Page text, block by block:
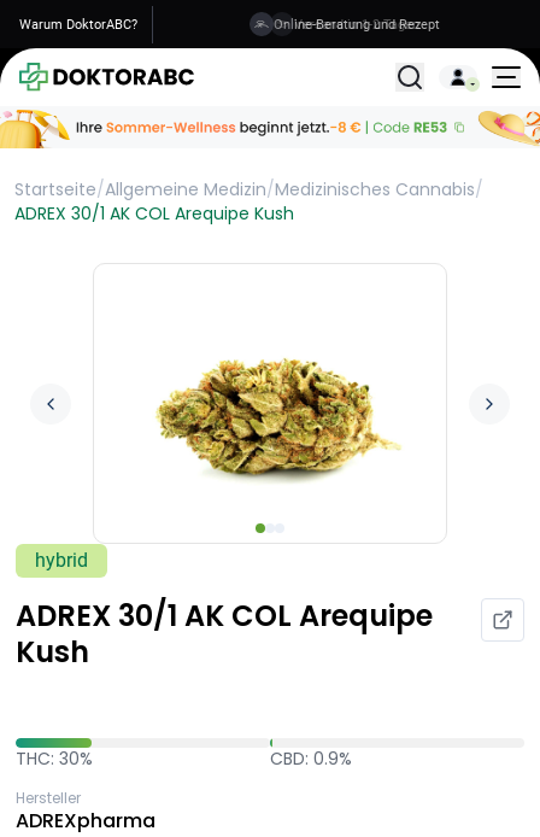
Warum DoktorABC? Versand in 1-2 Tagen
Alle
Startseite/Allgemeine Medizin/Medizinisches Cannabis/
ADREX 30/1 AK COL Arequipe Kush
hybrid
ADREX 30/1 AK COL Arequipe
Kush
THC: 30% CBD: 0.9%
Hersteller
ADREXpharma